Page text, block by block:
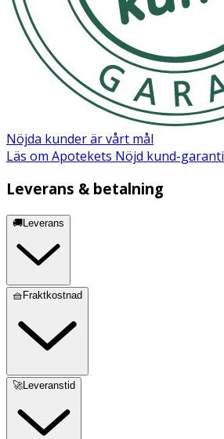
Nöjda kunder är vårt mål
Läs om Apotekets Nöjd kund-garanti
Leverans & betalning
🚚Leverans
🧺Fraktkostnad
🚀Leveranstid